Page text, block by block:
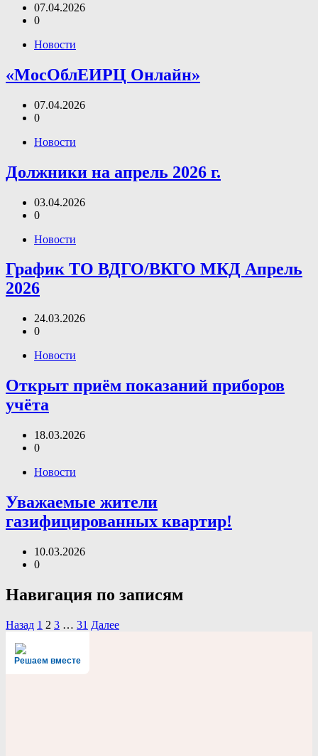
07.04.2026
0
Новости
«МосОблЕИРЦ Онлайн»
07.04.2026
0
Новости
Должники на апрель 2026 г.
03.04.2026
0
Новости
График ТО ВДГО/ВКГО МКД Апрель
2026
24.03.2026
0
Новости
Открыт приём показаний приборов
учёта
18.03.2026
0
Новости
Уважаемые жители
газифицированных квартир!
10.03.2026
0
Навигация по записям
Назад 1 2 3 … 31 Далее
Решаем вместе